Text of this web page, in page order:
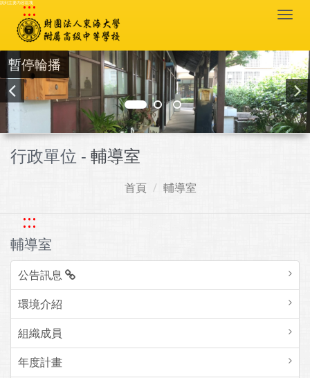
跳到主要內容區塊
:::
暫停輪播
行政單位 - 輔導室
首頁 輔導室
:::
輔導室
公告訊息
環境介紹
組織成員
年度計畫